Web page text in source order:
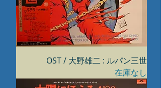
OST / 大野雄二 : ルパン三世
在庫なし